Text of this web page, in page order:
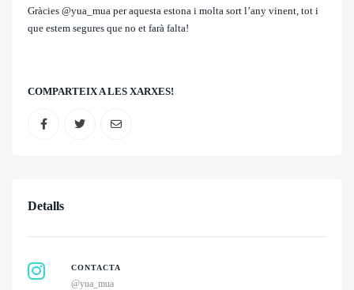
Gràcies @yua_mua per aquesta estona i molta sort l’any vinent, tot i
que estem segures que no et farà falta!
COMPARTEIX A LES XARXES!
Detalls
CONTACTA
@yua_mua